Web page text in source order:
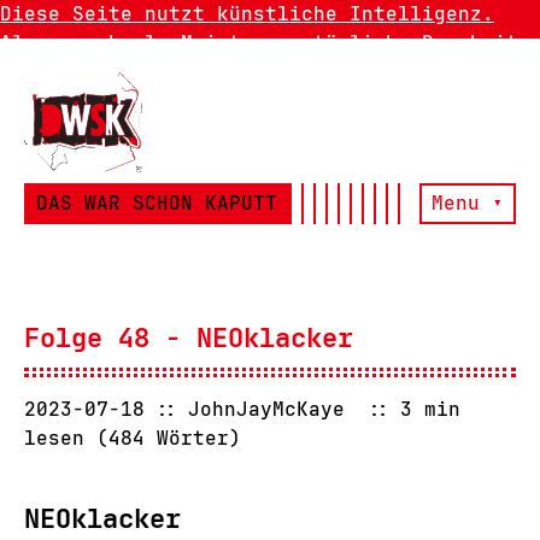
Diese Seite nutzt künstliche Intelligenz.
Also manchmal. Meistens natürliche Dummheit.
DAS WAR SCHON KAPUTT Menu ▾
Folge 48 - NEOklacker
2023-07-18 JohnJayMcKaye
3 min
lesen (484 Wörter)
NEOklacker